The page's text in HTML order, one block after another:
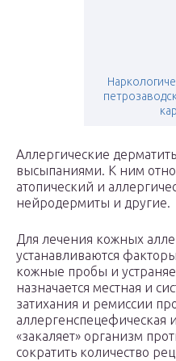
Аллергические
высыпаниями. К ним
атопический и
нейродермиты и другие.
Для лечения кожных
устанавливаются
кожные пробы и
назначается местная и
затихания и ремиссии
аллергенспецефическая
«закаляет» организм
сократить количество